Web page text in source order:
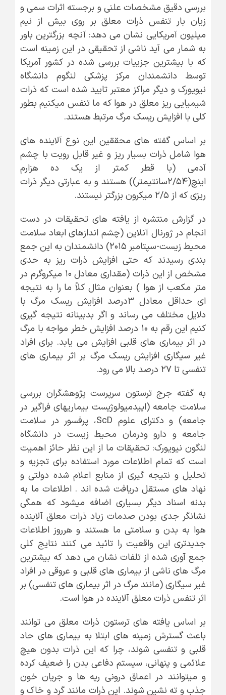
بررسی دقیق مشخصات علنی و برجسته اثرات سمی و
زیان بار تنفس ذرات معلق بر روی بیش از نیم
میلیون آمریکایی نشان می دهد: آنچه بزرگترین باور
به شمار می آید ناشی از تحقیقی در این زمینه است
که با بیشترین جزییات بررسی شده در کشور آمریکا
توسط دانشمندان مرکز پزشکی لنگوم دانشگاه
نیویورک و دیگر مراکز معتبر تایید شده است که ذرات
شیمیایی ریز معلق در هوا که ما تنفس میکنیم بطور
کلی با افزایش ریسک مرگ مرتبط هستند.
بر اساس گفته های محققین این نوع آلاینده های
هوا شامل ذرات بسیار ریز و غیر قابل رویت با چشم
آدمی (با قطر کمتر از یک ده هزارم
اینچ(۲/۵۴سانتیمتر)) هستند و به عبارتی دیگر ذرات
ریزی که از ۲/۵ میکرون بزرگتر نیستند.
در گزارش منتشره از یافته های تحقیقات در دست
انجام در ژورنال آنلاین (چشم اندازهای ابعاد سلامت
محیط زیست-سپتامبر ۲۰۱۵) دانشمندان به این جمع
بندی رسیدند که حتی افزایش ذرات ریز به حدی
مشخص از این ذرات (مقداری معادل ۱۰ میکروگرم در
متر مکعب از هوا ) بعنوان مثال کلاً ما را به نتیجه
ای حداقل معادل ۳درصد افزایش ریسک مرگ با
دلایل مختلف می رساند و اگر بدبینانه نتیجه گیری
کنیم این رقم به ۱۰ درصد افزایش خطر مواجه با مرگ
در اثر بیماری های قلبی افزایش می یابد. برای افراد
غیر سیگاری افزایش ریسک مرگ بر اثر بیماری های
تنفسی تا ۲۷ درصد بالا می رود.
به گفته جرج ترستون سرپرست پژوهشگران بررسی
سلامت جامعه (اپیدمیولوژیست بیماریهای فراگیر در
جامعه) و دکترای علوم ScD، پرفسور در سلامت
جامعه و دارو ودرمان محیط زیست در دانشگاه
لنگون نیویورک: تحقیقات ما از این نظر حائز اهمیت
است که تمام اطلاعات مورد استفاده برای تجزیه و
تحلیل و نتیجه گیری از منابع اعلام شده دولتی و
نهاد های مستقل دریافت شده اند . اطلاعات ما به
بدنه اسناد دیگر بسیاری اضافه میشود که همگی
نشانگر جدی بودن صدمات زیاد ذرات معلق آلاینده
هوا به بدن و سلامتی ما هستند و هرروز اطلاعات
جدیدتری این واقعیت را تائید می کنند نتایج کلی
جمع آوری شده از تلفات نشان می دهد که بیشترین
مرگ های ناشی از بیماری های قلبی و عروقی در افراد
غیر سیگاری (مانند مرگ در اثر بیماری های تنفسی) بر
اثر تنفس ذرات معلق آلاینده در هوا است.
بر اساس یافته های ترستون ذرات معلق می توانند
باعث گسترش زمینه های ابتلا به بیماری های حاد
قلبی و تنفسی شوند، چرا که این ذرات بدون هیچ
علائمی و پنهانی، سیستم دفاعی بدن را ضعیف کرده
و میتوانند در اعماق درونی ریه ها و جریان خون
جذب و ته نشین شوند. این ذرات مانند گرد و خاک و